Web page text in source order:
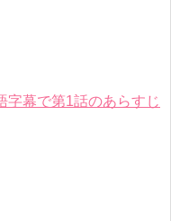
字幕で第1話のあらすじ